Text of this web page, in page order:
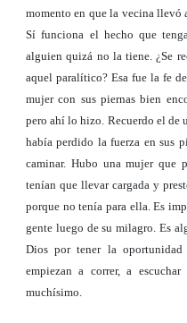
momento en que la vecina llevó
Sí funciona el hecho que
alguien quizá no la tiene. ¿Se
aquel paralítico? Esa fue la fe
mujer con sus piernas bien
pero ahí lo hizo. Recuerdo el de
había perdido la fuerza en sus
caminar. Hubo una mujer que
tenían que llevar cargada y
porque no tenía para ella. Es
gente luego de su milagro. Es
Dios por tener la
empiezan a correr, a
muchísimo.